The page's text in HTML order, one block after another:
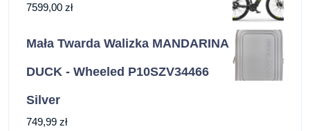
7599,00 zł
Mała Twarda Walizka MANDARINA
DUCK - Wheeled P10SZV34466
Silver
749,99 zł